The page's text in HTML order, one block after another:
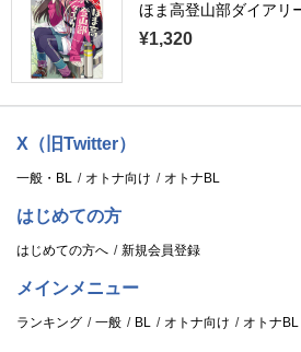
ほま高登山部ダイア
¥1,320
X（旧Twitter）
一般・BL オトナ向け オトナBL
はじめての方
はじめての方へ 新規会員登録
メインメニュー
ランキング 一般 BL オトナ向け オトナBL